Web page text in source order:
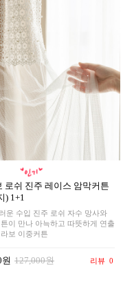
로쉬 진주 레이스 암막커튼
) 1+1
운 수입 진주 로쉬 자수 망사와
이 만나 아늑하고 따뜻하게 연출
보 이중커튼
127,000원 리뷰 0